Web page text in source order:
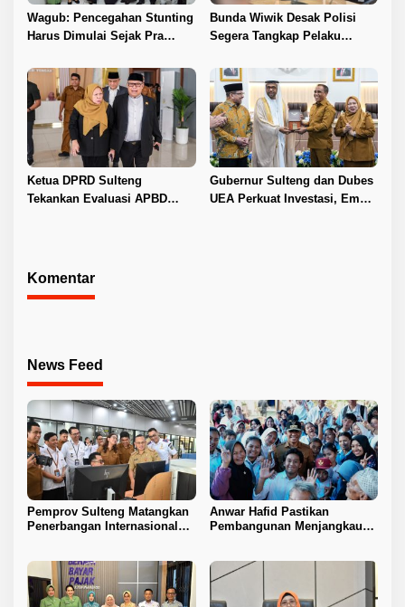
Wagub: Pencegahan Stunting
Harus Dimulai Sejak Pra
Bunda Wiwik Desak Polisi
Segera Tangkap Pelaku
di Duyu
Ketua DPRD Sulteng
Tekankan Evaluasi APBD
Gubernur Sulteng dan Dubes
UEA Perkuat Investasi, Empat
Komentar
News Feed
Pemprov Sulteng Matangkan
Penerbangan Internasional
Anwar Hafid Pastikan
Pembangunan Menjangkau